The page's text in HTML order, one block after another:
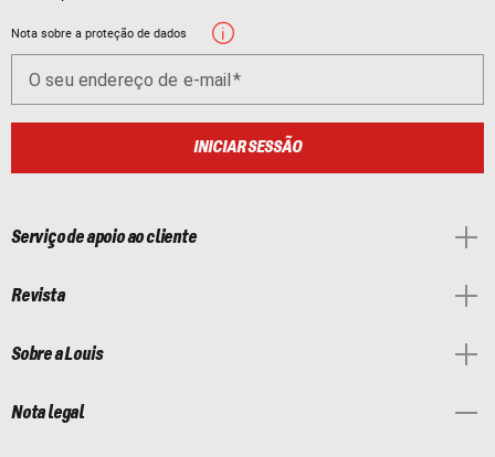
Nota sobre a proteção de dados
O seu endereço de e-mail
INICIAR SESSÃO
Serviço de apoio ao cliente
Revista
Sobre a Louis
Nota legal